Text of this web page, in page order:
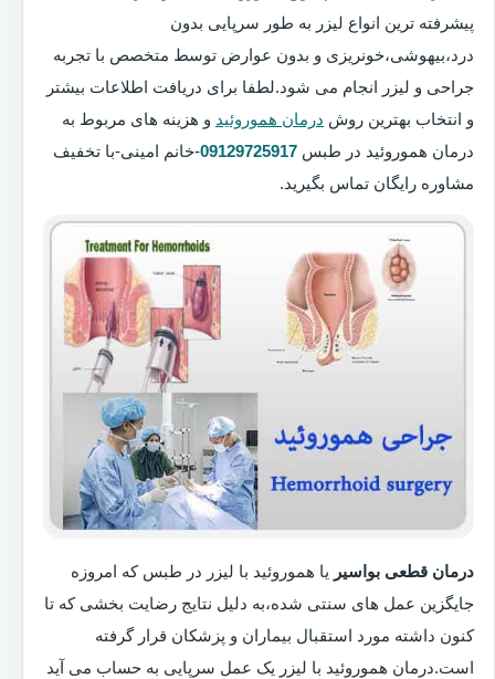
پیشرفته ترین انواع لیزر به طور سرپایی بدون
درد،بیهوشی،خونریزی و بدون عوارض توسط متخصص با تجربه
جراحی و لیزر انجام می شود.لطفا برای دریافت اطلاعات بیشتر
و انتخاب بهترین روش درمان هموروئید و هزینه های مربوط به
درمان هموروئید در طبس 09129725917-خانم امینی-با تخفیف
مشاوره رایگان تماس بگیرید.
درمان قطعی بواسیر یا هموروئید با لیزر در طبس که امروزه
جایگزین عمل های سنتی شده،به دلیل نتایج رضایت بخشی که تا
کنون داشته مورد استقبال بیماران و پزشکان قرار گرفته
است.درمان هموروئید با لیزر یک عمل سرپایی به حساب می آید